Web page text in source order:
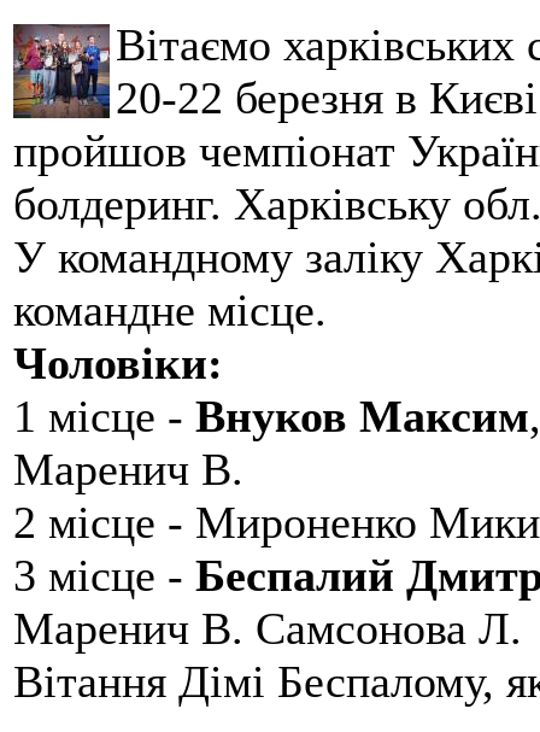
Вітаємо
20-22 березня в
пройшов чемпіонат
болдеринг. Харківську
У командному заліку
командне місце.
Чоловіки:
1 місце - Внуков Максим
Маренич В.
2 місце - Мироненко
3 місце - Беспалий
Маренич В. Самсонова Л.
Вітання Дімі Беспалому,